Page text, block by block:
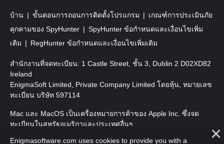
บ้าน ขั้นตอนการถอนการติดตั้งโปรแกรม
เกณฑ์การประเมินภัย
คุกคามของ SpyHunter
SpyHunter ข้อกำหนดและเงื่อนไขเพิ่ม
เติม
RegHunter ข้อกำหนดและเงื่อนไขเพิ่มเติม
สำนักงานที่จดทะเบียน: 1 Castle Street, ชั้น 3, Dublin 2 D02XD82
Ireland
EnigmaSoft Limited, Private Company Limited โดยหุ้น, หมายเลข
ทะเบียน บริษัท 597114
Mac และ MacOS เป็นเครื่องหมายการค้าของ Apple Inc. ซึ่งจด
ทะเบียนในสหรัฐอเมริกาและประเทศอื่นๆ
Enigmasoftware.com uses cookies to provide you with a